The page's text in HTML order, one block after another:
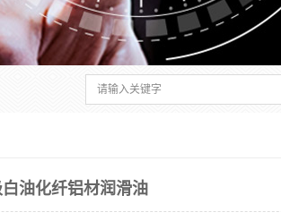
油化纤铝材润滑油